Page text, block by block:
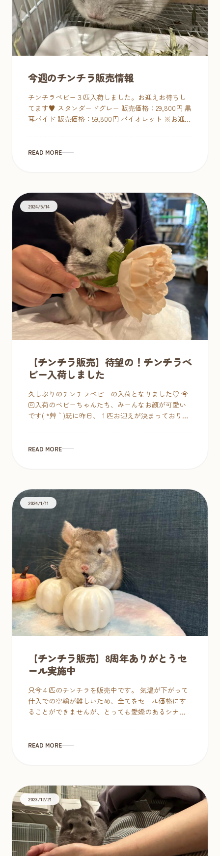
今週のチンチラ販売情報
チンチラベビー３匹入荷しました。お迎えお待ちし
てます♥ スタンダードグレー 販売価格：29,800円 黒
耳パイド 販売価格：59,800円 バイオレット ※お迎え
READ MORE
2024/5/14
【チンチラ販売】待望の！チンチラベ
ビー入荷しました
久しぶりのチンチラベビーの入荷となりました♡ 今
回入荷のベビーちゃんたち、みーんなお顔が可愛い
です( *´艸｀)既に昨日、１匹お迎えが決まっておりま
READ MORE
2024/1/11
【チンチラ販売】8周年ありがとうセ
ール実施中
只今４匹のチンチラを販売中です。 気温が下がって
仕入での空輸が難しいため、全てをセール価格にす
ることができませんが、とっても愛嬌のあるシナモ
READ MORE
2023/12/21